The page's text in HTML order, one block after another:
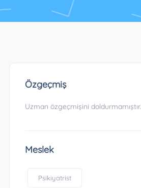
Özgeçmiş
Uzman özgeçmişini doldurmamıştır.
Meslek
Psikiyatrist